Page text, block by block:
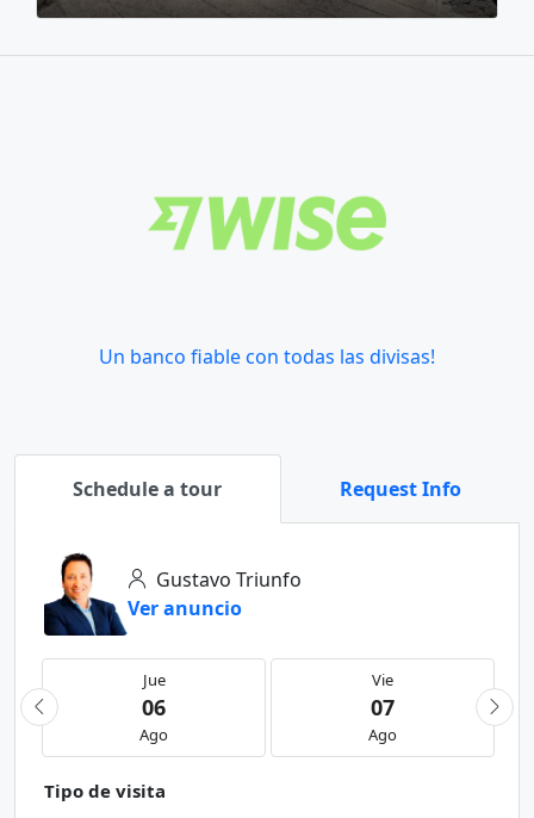
Un banco fiable con todas las divisas!
Schedule a tour Request Info
Gustavo Triunfo
Ver anuncio
Jue
06
Ago
Vie
07
Ago
Tipo de visita